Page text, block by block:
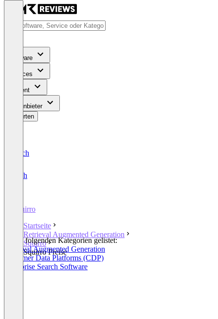
Software
Services
Content
Für Anbieter
Bewerten
Deutsch
English
Squirro
Startseite
Retrieval Augmented Generation
Squirro
Squirro Preise
In den folgenden Kategorien gelistet:
Retrieval Augmented Generation
Customer Data Platforms (CDP)
Enterprise Search Software